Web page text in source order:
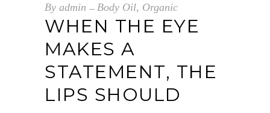
By admin Body Oil, Organic
WHEN THE EYE
MAKES A
STATEMENT, THE
LIPS SHOULD